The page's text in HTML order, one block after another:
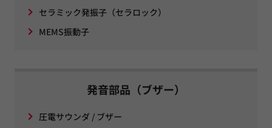
セラミック発振子（セラロック）
MEMS振動子
発音部品（ブザー）
圧電サウンダ / ブザー